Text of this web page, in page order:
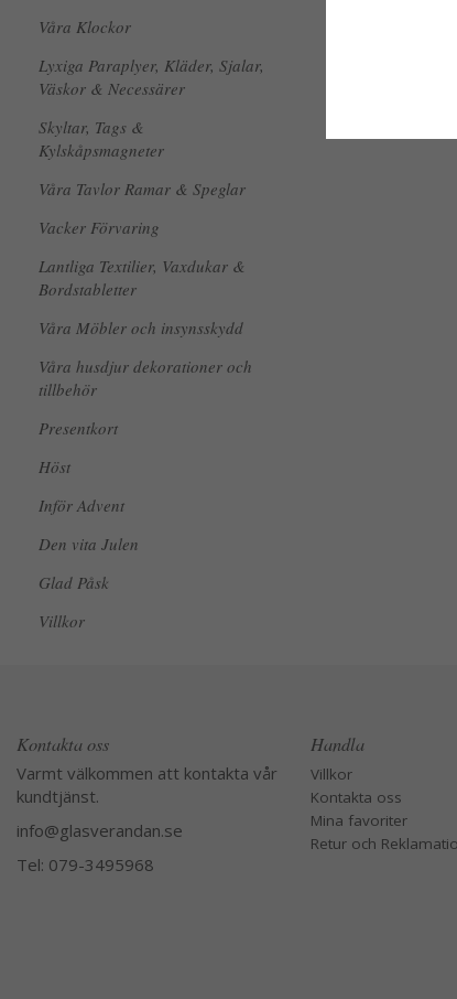
Våra Klockor
Lyxiga Paraplyer, Kläder, Sjalar,
Väskor & Necessärer
Skyltar, Tags &
Kylskåpsmagneter
Våra Tavlor Ramar & Speglar
Vacker Förvaring
Lantliga Textilier, Vaxdukar &
Bordstabletter
Våra Möbler och insynsskydd
Våra husdjur dekorationer och
tillbehör
Presentkort
Höst
Inför Advent
Den vita Julen
Glad Påsk
Villkor
Kontakta oss
Varmt välkommen att kontakta vår
kundtjänst.
info@glasverandan.se
Tel: 079-3495968
Handla
Villkor
Kontakta oss
Mina favoriter
Retur och